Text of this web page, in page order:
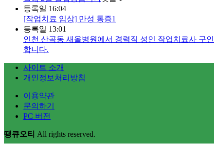
등록일 16:04
[작업치료 임상] 만성 통증1
등록일 13:01
인천 산곡동 새올병원에서 경력직 성인 작업치료사 구인
합니다.
사이트 소개
개인정보처리방침
이용약관
문의하기
PC 버전
땡큐오티 All rights reserved.